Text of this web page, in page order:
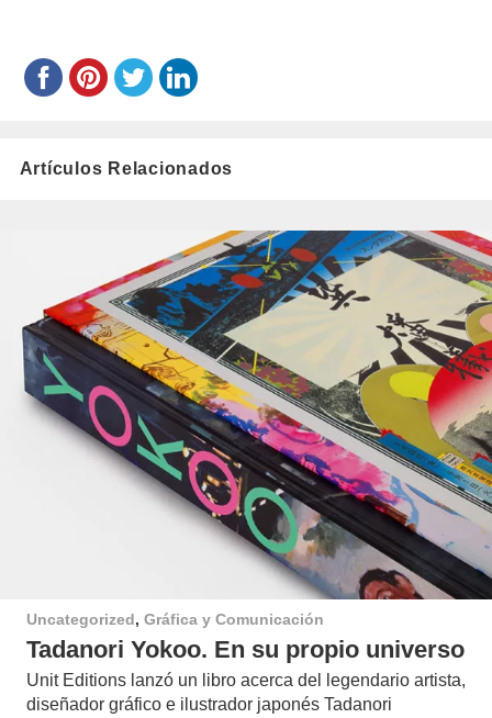
Artículos Relacionados
Uncategorized, Gráfica y Comunicación
Tadanori Yokoo. En su propio universo
Unit Editions lanzó un libro acerca del legendario artista,
diseñador gráfico e ilustrador japonés Tadanori